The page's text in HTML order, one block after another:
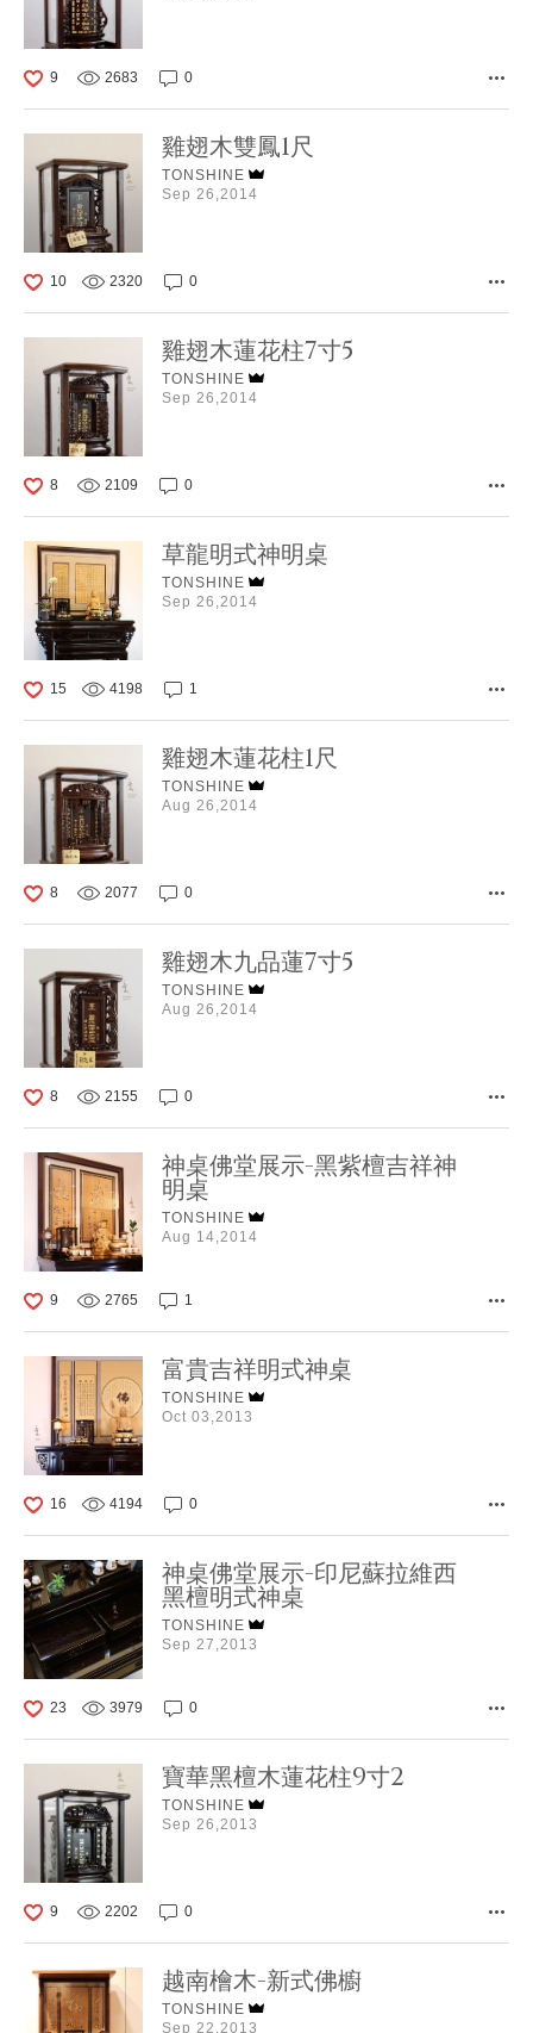
9 2683 0
雞翅木雙鳳1尺
TONSHINE
Sep 26,2014
10 2320 0
雞翅木蓮花柱7寸5
TONSHINE
Sep 26,2014
8 2109 0
草龍明式神明桌
TONSHINE
Sep 26,2014
15 4198 1
雞翅木蓮花柱1尺
TONSHINE
Aug 26,2014
8 2077 0
雞翅木九品蓮7寸5
TONSHINE
Aug 26,2014
8 2155 0
神桌佛堂展示-黑紫檀吉祥神
明桌
TONSHINE
Aug 14,2014
9 2765 1
富貴吉祥明式神桌
TONSHINE
Oct 03,2013
16 4194 0
神桌佛堂展示-印尼蘇拉維西
黑檀明式神桌
TONSHINE
Sep 27,2013
23 3979 0
寶華黑檀木蓮花柱9寸2
TONSHINE
Sep 26,2013
9 2202 0
越南檜木-新式佛櫥
TONSHINE
Sep 22,2013